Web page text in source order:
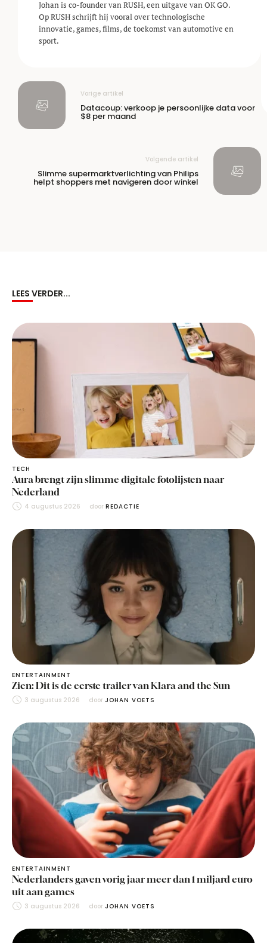
Johan is co-founder van RUSH, een uitgave van OK GO.
Op RUSH schrijft hij vooral over technologische
innovatie, games, films, de toekomst van automotive en
sport.
Vorige artikel
Datacoup: verkoop je persoonlijke data voor
$8 per maand
Volgende artikel
Slimme supermarktverlichting van Philips
helpt shoppers met navigeren door winkel
LEES VERDER...
TECH
Aura brengt zijn slimme digitale fotolijsten naar
Nederland
4 augustus 2026 door REDACTIE
ENTERTAINMENT
Zien: Dit is de eerste trailer van Klara and the Sun
3 augustus 2026 door JOHAN VOETS
ENTERTAINMENT
Nederlanders gaven vorig jaar meer dan 1 miljard euro
uit aan games
3 augustus 2026 door JOHAN VOETS